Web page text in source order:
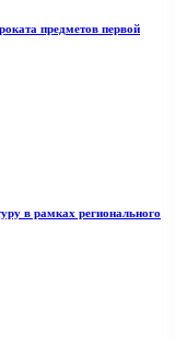
предметов первой
в рамках регионального